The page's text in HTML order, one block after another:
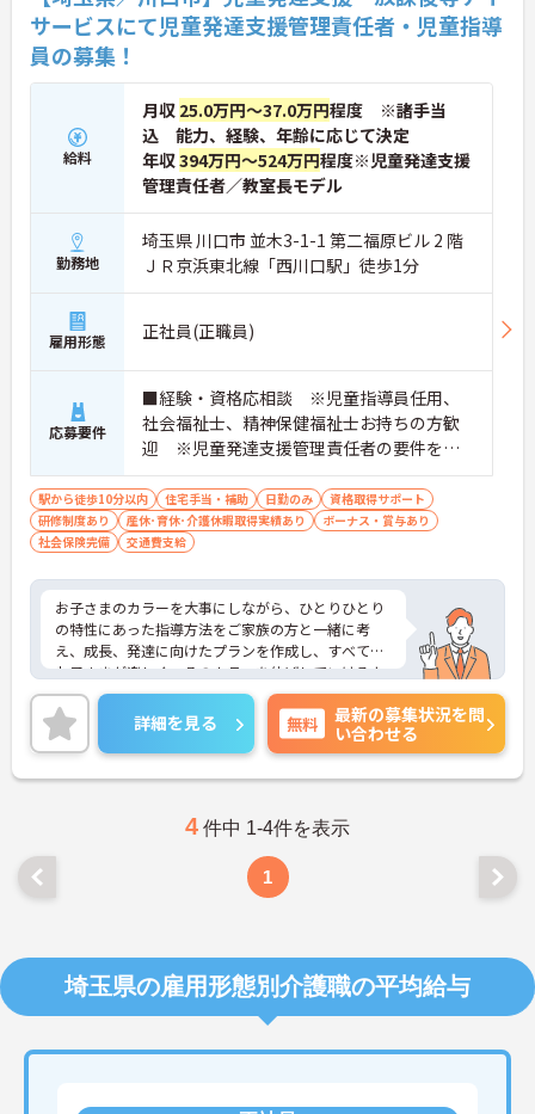
サービスにて児童発達支援管理責任者・児童指導
員の募集！
給料
月収 25.0万円～37.0万円程度 ※諸手当
込 能力、経験、年齢に応じて決定
年収394万円～524万円程度※児童発達支援
管理責任者／教室長モデル
勤務地
埼玉県 川口市 並木3-1-1 第二福原ビル 2 階
ＪＲ京浜東北線「西川口駅」徒歩1分
雇用形態 正社員(正職員)
応募要件
■経験・資格応相談 ※児童指導員任用、
社会福祉士、精神保健福祉士お持ちの方歓
迎 ※児童発達支援管理責任者の要件を満
たす方（研修受講済の方）・保育・教育・
福祉業界の経験がある方・相談支援・直接
支援の経験がある方歓迎
駅から徒歩10分以内 住宅手当・補助 日勤のみ
資格取得サポート
研修制度あり
産休･育休･介護休暇取得実績あり
ボーナス・賞与あり
社会保険完備
交通費支給
お子さまのカラーを大事にしながら、ひとりひとり
の特性にあった指導方法をご家族の方と一緒に考
え、成長、発達に向けたプランを作成し、すべての
お子さまが楽しく、そのカラーを伸ばしていけるよ
うに、各専門職が一眼となり全力でサポートしてい
ます。充実したワークライフバランスのもと、将来
的にもライフイベントを乗り越えて活躍できる環境
が整っており安心して長くご就業いただけます。子
どもが好きで子どもと関わる仕事をしたい方、育児
方、新しいことにチャレンジしていきたいという志
向性のある方などのご応募歓迎です。
ご興味ある方には、面接のポイントなど、さらに詳
細をお話致しますのでお気軽にご相談ください。
詳細を見る 無料
最新の募集状況を問
い合わせる
4 件中 1-4件を表示
1
埼玉県の雇用形態別介護職の平均給与